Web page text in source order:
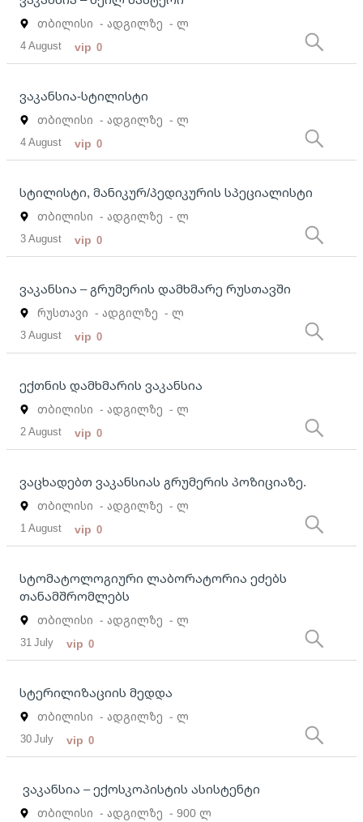
თბილისი - ადგილზე - ლ
4 August vip 0
ვაკანსია-სტილისტი
თბილისი - ადგილზე - ლ
4 August vip 0
სტილისტი, მანიკურ/პედიკურის სპეციალისტი
თბილისი - ადგილზე - ლ
3 August vip 0
ვაკანსია – გრუმერის დამხმარე რუსთავში
რუსთავი - ადგილზე - ლ
3 August vip 0
ექთნის დამხმარის ვაკანსია
თბილისი - ადგილზე - ლ
2 August vip 0
ვაცხადებთ ვაკანსიას გრუმერის პოზიციაზე.
თბილისი - ადგილზე - ლ
1 August vip 0
სტომატოლოგიური ლაბორატორია ეძებს
თანამშრომლებს
თბილისი - ადგილზე - ლ
31 July vip 0
სტერილიზაციის მედდა
თბილისი - ადგილზე - ლ
30 July vip 0
ვაკანსია – ექოსკოპისტის ასისტენტი
თბილისი - ადგილზე - 900 ლ